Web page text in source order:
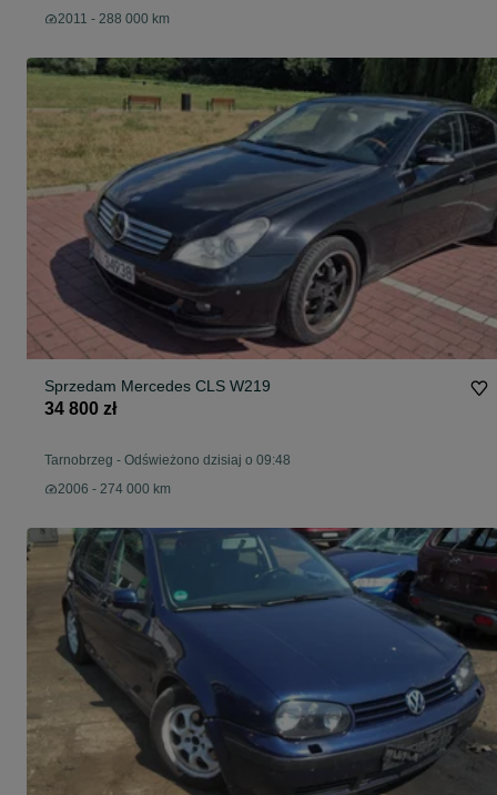
2011 - 288 000 km
Sprzedam Mercedes CLS W219
34 800 zł
Tarnobrzeg - Odświeżono dzisiaj o 09:48
2006 - 274 000 km